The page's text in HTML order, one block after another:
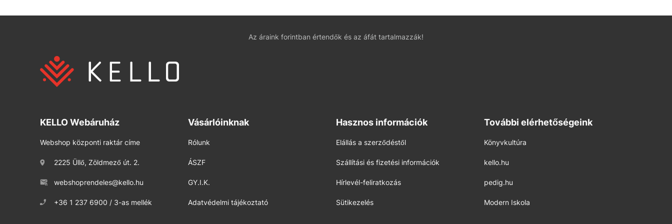
Az áraink forintban értendők és az áfát tartalmazzák!
KELLO Webáruház
Webshop központi raktár címe
2225 Üllő, Zöldmező út. 2.
webshoprendeles@kello.hu
+36 1 237 6900 / 3-as mellék
Vásárlóinknak
Rólunk
ÁSZF
GY.I.K.
Adatvédelmi tájékoztató
Hasznos információk
Elállás a szerződéstől
Szállítási és fizetési információk
Hírlevél-feliratkozás
Sütikezelés
További elérhetőségeink
Könyvkultúra
kello.hu
pedig.hu
Modern Iskola